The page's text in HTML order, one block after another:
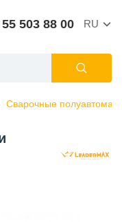
503 88 00 RU
Сварочные